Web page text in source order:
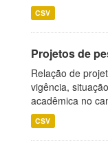
CSV
Projetos de
Relação de
vigência,
acadêmica no
CSV